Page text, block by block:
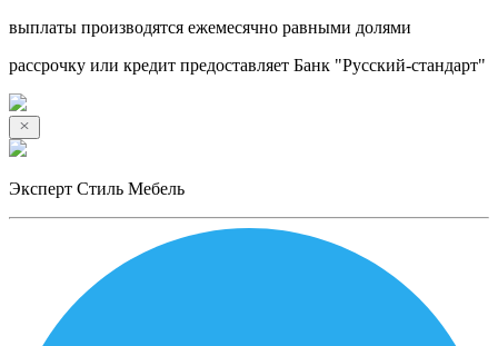
выплаты производятся ежемесячно равными долями
рассрочку или кредит предоставляет Банк "Русский-стандарт"
Эксперт Стиль Мебель